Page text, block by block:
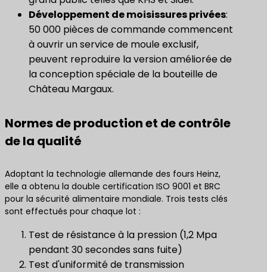
Développement de moisissures privées:
50 000 pièces de commande commencent
à ouvrir un service de moule exclusif,
peuvent reproduire la version améliorée de
la conception spéciale de la bouteille de
Château Margaux.
Normes de production et de contrôle
de la qualité
Adoptant la technologie allemande des fours Heinz,
elle a obtenu la double certification ISO 9001 et BRC
pour la sécurité alimentaire mondiale. Trois tests clés
sont effectués pour chaque lot :
Test de résistance à la pression (1,2 Mpa
pendant 30 secondes sans fuite)
Test d'uniformité de transmission